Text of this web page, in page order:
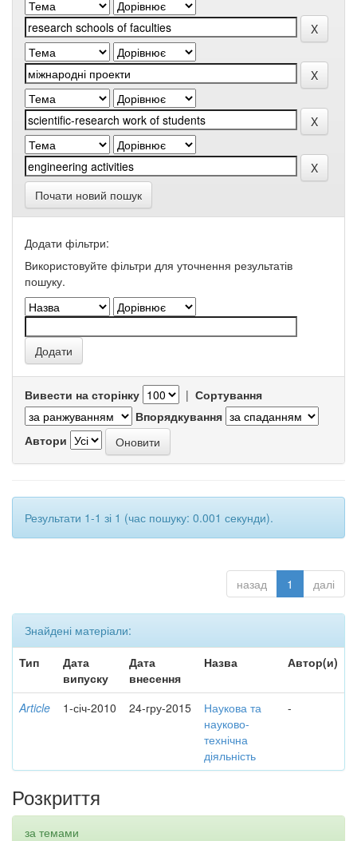
Почати новий пошук
Додати фільтри:
Використовуйте фільтри для уточнення результатів
пошуку.
Вивести на сторінку | Сортування
Впорядкування
Автори
Результати 1-1 зі 1 (час пошуку: 0.001 секунди).
назад 1 далі
Знайдені матеріали:
Тип
Дата
випуску
Дата
внесення
Назва Автор(и)
Article 1-січ-2010 24-гру-2015
Наукова та
науково-
технічна
діяльність
-
Розкриття
за темами